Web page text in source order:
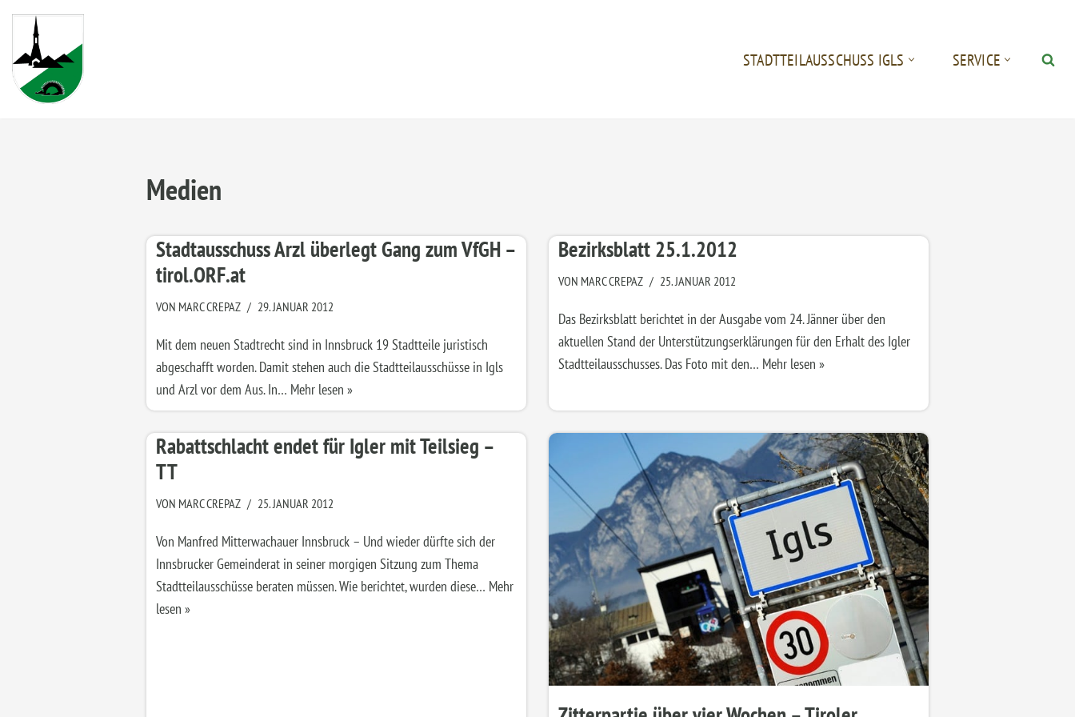
Zum
Inhalt
springen
STADTTEILAUSSCHUSS IGLS SERVICE
Medien
Stadtausschuss Arzl überlegt Gang zum VfGH –
tirol.ORF.at
VON MARC CREPAZ 29. JANUAR 2012
Mit dem neuen Stadtrecht sind in Innsbruck 19 Stadtteile juristisch
abgeschafft worden. Damit stehen auch die Stadtteilausschüsse in Igls
und Arzl vor dem Aus. In… Mehr lesen »
Bezirksblatt 25.1.2012
VON MARC CREPAZ 25. JANUAR 2012
Das Bezirksblatt berichtet in der Ausgabe vom 24. Jänner über den
aktuellen Stand der Unterstützungserklärungen für den Erhalt des Igler
Stadtteilausschusses. Das Foto mit den… Mehr lesen »
Rabattschlacht endet für Igler mit Teilsieg –
TT
VON MARC CREPAZ 25. JANUAR 2012
Von Manfred Mitterwachauer Innsbruck – Und wieder dürfte sich der
Innsbrucker Gemeinderat in seiner morgigen Sitzung zum Thema
Stadtteilausschüsse beraten müssen. Wie berichtet, wurden diese… Mehr
lesen »